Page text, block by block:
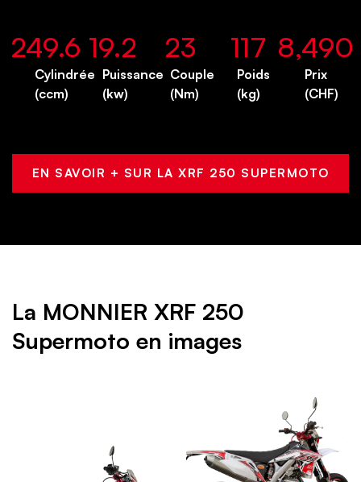
249.6
Cylindrée
(ccm)
19.2
Puissance
(kw)
23
Couple
(Nm)
117
Poids
(kg)
8,490
Prix
(CHF)
EN SAVOIR + SUR LA XRF 250 SUPERMOTO
La MONNIER XRF 250
Supermoto en images